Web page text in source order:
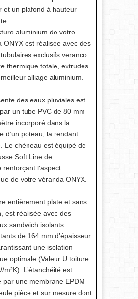
et un plafond à hauteur
aluminium de votre
ONYX est réalisée avec des
exclusifs veranco
thermique totale, extrudés
alliage aluminium.
des eaux pluviales est
un tube PVC de 80 mm
incorporé dans la
d’un poteau, la rendant
Le chéneau est équipé de
Soft Line de
renforçant l'aspect
de votre véranda ONYX.
entièrement plate et sans
est réalisée avec des
sandwich isolants
de 164 mm d’épaisseur
une isolation
optimale (Valeur U toiture
m²K). L’étanchéité est
par une membrane EPDM
pièce et sur mesure dont